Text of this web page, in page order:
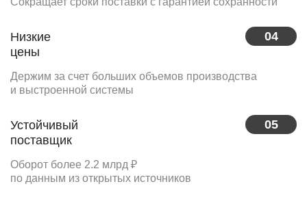
04
Низкие
цены
Держим за счет больших объемов производства
и выстроенной системы
05
Устойчивый
поставщик
Оборот более 2.2 млрд ₽
по данным из открытых источников